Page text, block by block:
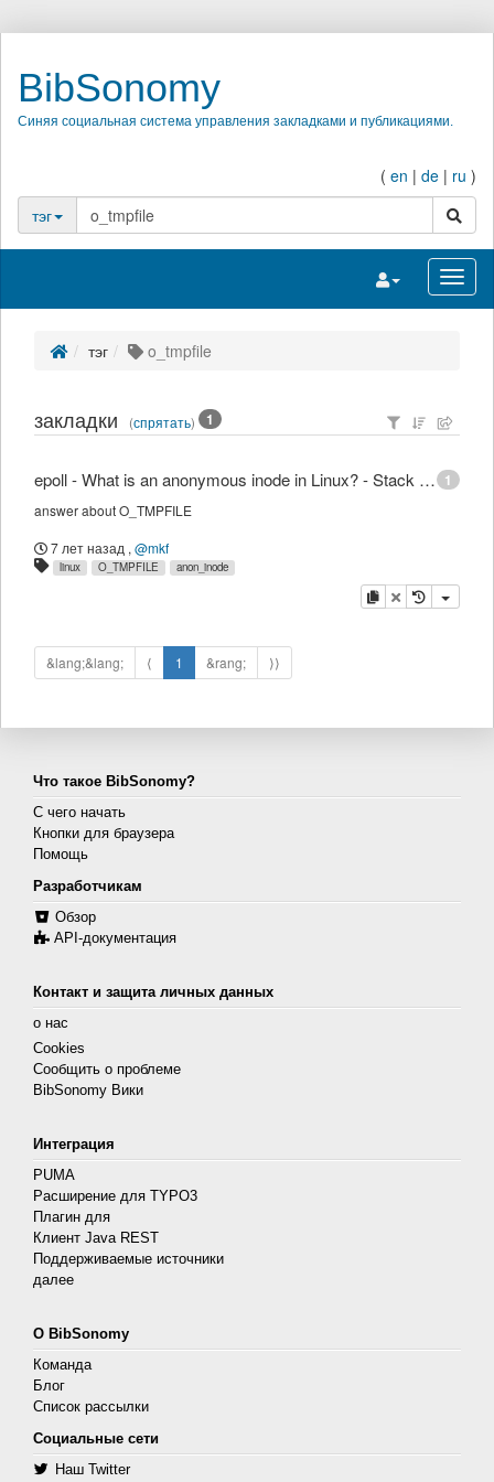
BibSonomy
Синяя социальная система управления закладками и публикациями.
( en | de | ru )
тэг
поиск
Переключить
тэг o_tmpfile
закладки (спрятать) 1
1
epoll - What is an anonymous inode in Linux? - Stack Overflow
answer about O_TMPFILE
7 лет назад , @mkf
linux O_TMPFILE anon_inode
копировать
удалить
&lang;&lang; ⟨ 1 &rang; ⟩⟩
Что такое BibSonomy?
С чего начать
Кнопки для браузера
Помощь
Разработчикам
Обзор
API-документация
Контакт и защита личных данных
о нас
Cookies
Сообщить о проблеме
BibSonomy Вики
Интеграция
PUMA
Расширение для TYPO3
Плагин для
Клиент Java REST
Поддерживаемые источники
далее
О BibSonomy
Команда
Блог
Список рассылки
Социальные сети
Наш Twitter